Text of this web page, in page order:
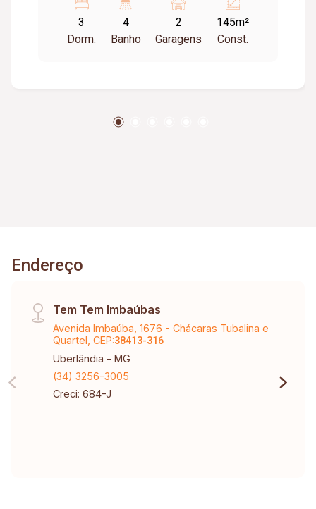
Unidade à venda com 117,00m². 03 suítes.
Unidades exclusivas apartamentos com
varanda. Condomínio com 13 itens de lazer.
portaria física e remota. Entrega Obra:
3
Dorm.
4
Banho
2
Garagens
145m²
Const.
Endereço
Tem Tem Imbaúbas
Avenida Imbaúba, 1676 - Chácaras Tubalina e
Quartel, CEP:38413-316
Uberlândia - MG
(34) 3256-3005
Creci: 684-J